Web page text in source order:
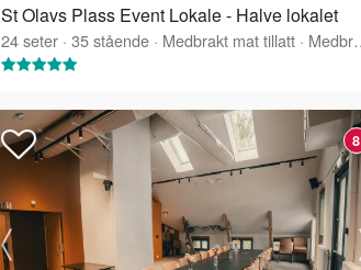
St Olavs Plass Event Lokale - Halve lokalet
24seter · 35stående · Medbrakt mat tillatt · Medbrakt drikke tillatt
8